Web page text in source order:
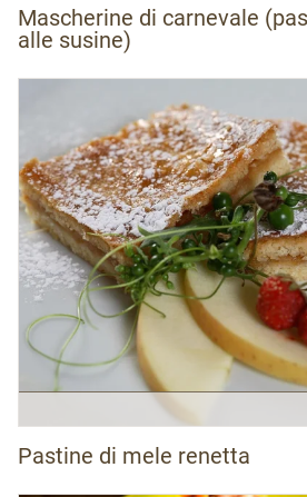
Mascherine di carnevale
alle susine)
Pastine di mele renetta